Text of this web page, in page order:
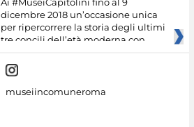
dicembre 2018 un’occasione unica
per ripercorrere la storia degli ultimi
tre concili dell’età moderna con
museiincomuneroma